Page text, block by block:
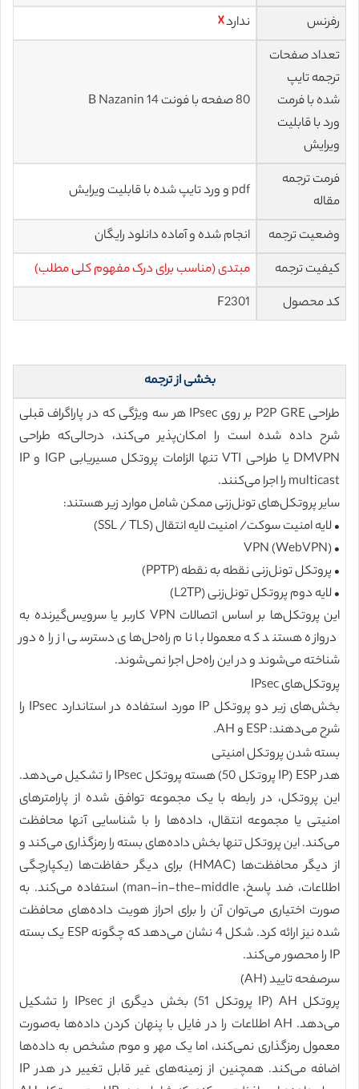
رفرنس ندارد☓
تعداد صفحات
ترجمه تایپ
شده با فرمت
ورد با قابلیت
ویرایش
80 صفحه با فونت 14 B Nazanin
فرمت ترجمه
مقاله
pdf و ورد تایپ شده با قابلیت ویرایش
وضعیت ترجمه
انجام شده و آماده دانلود رایگان
کیفیت ترجمه
مبتدی (مناسب برای درک مفهوم کلی مطلب)
کد محصول
F2301
بخشی از ترجمه
طراحی P2P GRE بر روی IPsec هر سه ویژگی که در پاراگراف قبلی
شرح داده شده است را امکان‌پذیر می‌کند، درحالی‌که طراحی
DMVPN یا طراحی VTI تنها الزامات پروتکل مسیریابی IGP و IP
multicast را اجرا می‌کنند.
سایر پروتکل‌های تونل‌زنی ممکن شامل موارد زیر هستند:
• لایه امنیت سوکت/ امنیت لایه انتقال (SSL / TLS)
• VPN (WebVPN)
• پروتکل تونل‌زنی نقطه به نقطه (PPTP)
• لایه دوم پروتکل تونل‌زنی (L2TP)
این پروتکل‌ها بر اساس اتصالات VPN کاربر یا سرویس‌گیرنده به
دروازه هستند که معمولا با نام راه‌حل‌های دسترسی از راه دور
شناخته می‌شوند و در این راه‌حل اجرا نمی‌شوند.
پروتکل‌های IPsec
بخش‌های زیر دو پروتکل IP مورد استفاده در استاندارد IPsec را
شرح می‌دهند: ESP و AH.
بسته شدن پروتکل امنیتی
هدر ESP (IP پروتکل 50) هسته پروتکل IPsec را تشکیل می‌دهد.
این پروتکل، در رابطه با یک مجموعه توافق شده از پارامترهای
امنیتی یا مجموعه انتقال، داده‌ها را با شناسایی آنها محافظت
می‌کند. این پروتکل تنها بخش داده‌های بسته را رمزگذاری می‌کند و
از دیگر محافظت‌ها (HMAC) برای دیگر حفاظت‌ها (یکپارچگی
اطلاعات، ضد پاسخ، man-in-the-middle) استفاده می‌کند. به
صورت اختیاری می‌توان آن را برای احراز هویت داده‌های محافظت
شده نیز ارائه کرد. شکل 4 نشان می‌دهد که چگونه ESP یک بسته
IP را محصور می‌کند.
سرصفحه تایید (AH)
پروتکل AH (IP پروتکل 51) بخش دیگری از IPsec را تشکیل
می‌دهد. AH اطلاعات را در فایل با پنهان کردن داده‌ها به‌صورت
معمول رمزگذاری نمی‌کند، اما یک مهر و موم مشخص به داده‌ها
اضافه می‌کند. همچنین از زمینه‌های غیر قابل تغییر در هدر IP